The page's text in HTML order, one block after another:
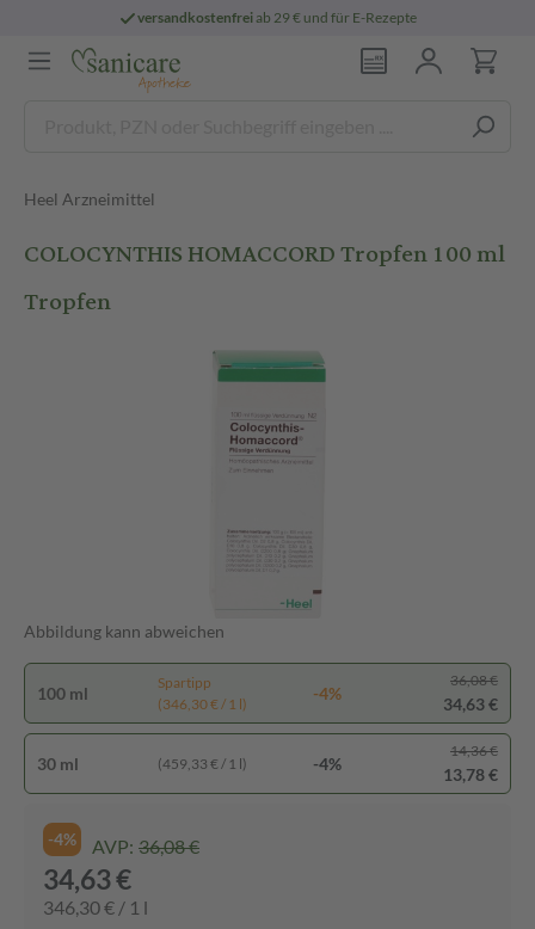
versandkostenfreiab 29 € und für E-Rezepte
Heel Arzneimittel
COLOCYNTHIS HOMACCORD Tropfen 100 ml
Tropfen
Abbildung kann abweichen
100 ml
Spartipp
(346,30 € / 1 l)
-4%
36,08 €
34,63 €
30 ml (459,33 € / 1 l) -4%
14,36 €
13,78 €
-4% AVP: 36,08 €
34,63 €
346,30 € / 1 l